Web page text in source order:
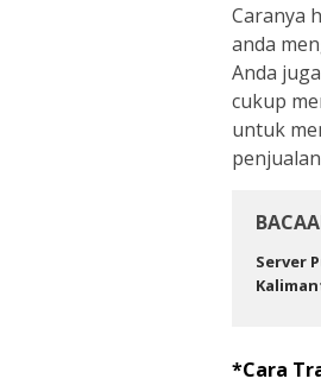
Caranya
anda
Anda
cukup
untuk
Server
*Cara